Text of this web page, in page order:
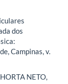
dos
Campinas, v.
NETO,